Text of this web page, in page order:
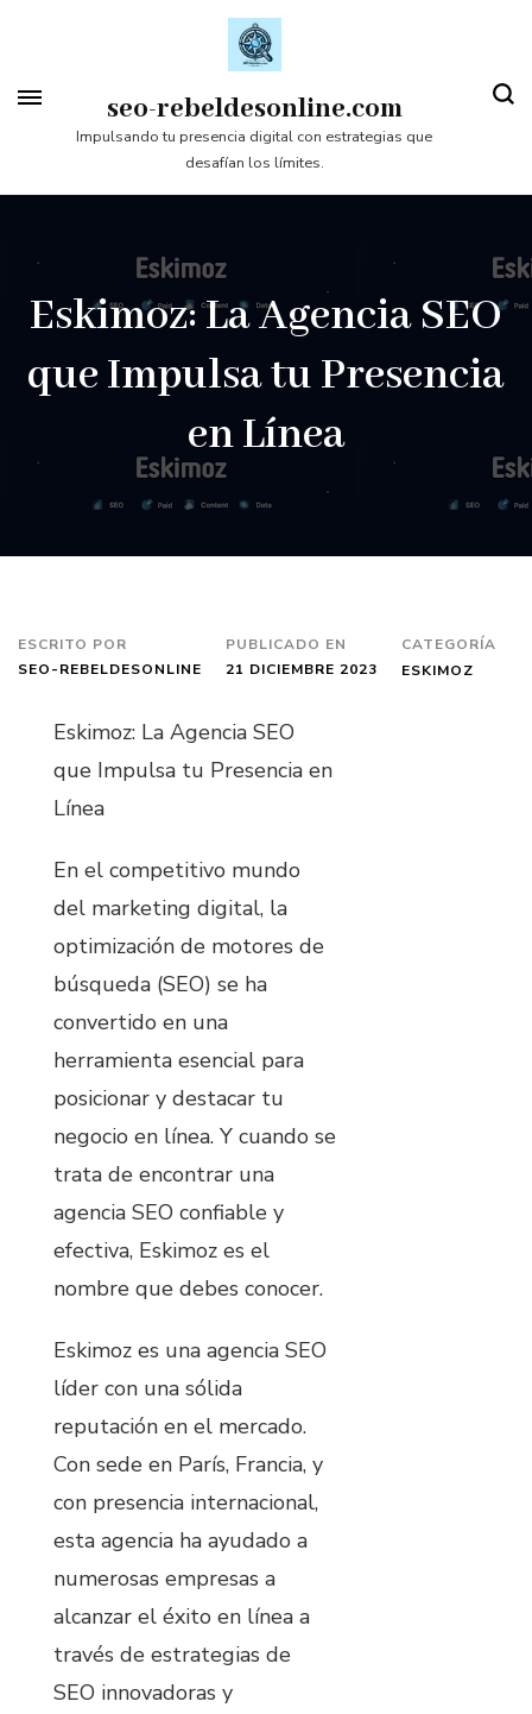
contenido
(presiona
seo-rebeldesonline.com
Impulsando tu presencia digital con estrategias que
desafían los límites.
Eskimoz: La Agencia SEO
que Impulsa tu Presencia
en Línea
ESCRITO POR
SEO-REBELDESONLINE
PUBLICADO EN
21 DICIEMBRE 2023
CATEGORÍA
ESKIMOZ
Eskimoz: La Agencia SEO
que Impulsa tu Presencia en
Línea
En el competitivo mundo
del marketing digital, la
optimización de motores de
búsqueda (SEO) se ha
convertido en una
herramienta esencial para
posicionar y destacar tu
negocio en línea. Y cuando se
trata de encontrar una
agencia SEO confiable y
efectiva, Eskimoz es el
nombre que debes conocer.
Eskimoz es una agencia SEO
líder con una sólida
reputación en el mercado.
Con sede en París, Francia, y
con presencia internacional,
esta agencia ha ayudado a
numerosas empresas a
alcanzar el éxito en línea a
través de estrategias de
SEO innovadoras y